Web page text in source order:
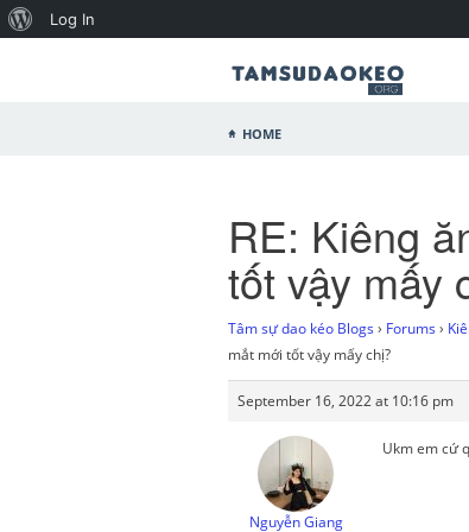
Home
RE: Kiêng
tốt vậy mấy
Tâm sự dao kéo Blogs › Forums ›
mắt mới tốt vậy mấy chị?
September 16, 2022 at 10:16 pm
Nguyễn Giang
Ukm em cứ
Log In